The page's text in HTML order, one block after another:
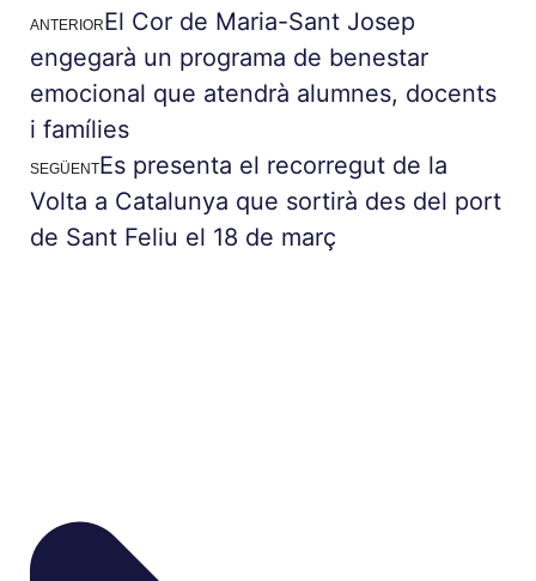
ANTERIOREl Cor de Maria-Sant Josep
engegarà un programa de benestar
emocional que atendrà alumnes, docents
i famílies
SEGÜENTEs presenta el recorregut de la
Volta a Catalunya que sortirà des del port
de Sant Feliu el 18 de març